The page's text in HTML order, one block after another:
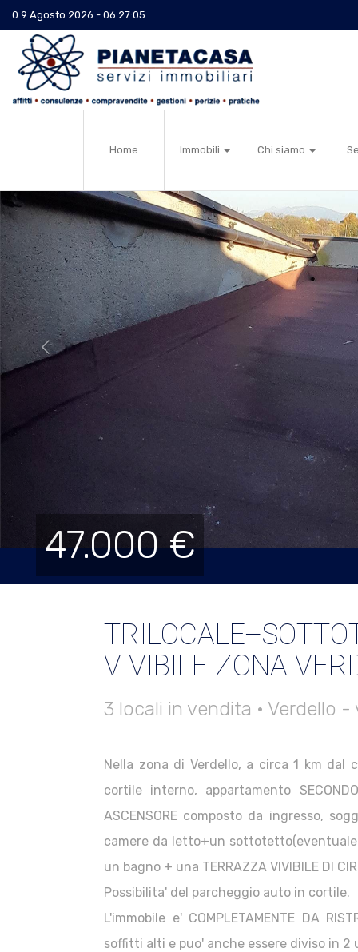
0 9 Agosto 2026 - 06:27:05
Home Immobili Chi siamo
47.000 €
VIVIBILE ZONA
3 locali in vendita • Verdello
Nella zona di Verdello, a circa 1 km dal
cortile interno, appartamento
ASCENSORE composto da ingresso,
camere da letto+un
un bagno + una TERRAZZA VIVIBILE DI
Possibilita' del parcheggio auto in cortile.
L'immobile e' COMPLETAMENTE DA
soffitti alti e puo' anche essere diviso in 2